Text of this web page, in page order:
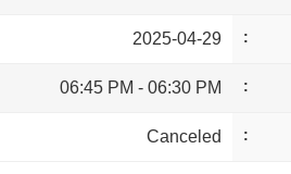
2025-04-29
06:30 PM
-
06:45 PM
Canceled